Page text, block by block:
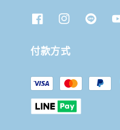
付款方式